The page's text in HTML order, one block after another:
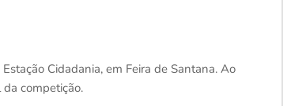
Cidadania, em Feira de Santana. Ao
competição.